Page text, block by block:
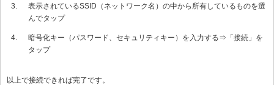
表示されているSSID（ネットワーク名）の中から所有しているものを選
んでタップ
暗号化キー（パスワード、セキュリティキー）を入力する⇒「接続」を
タップ
以上で接続できれば完了です。